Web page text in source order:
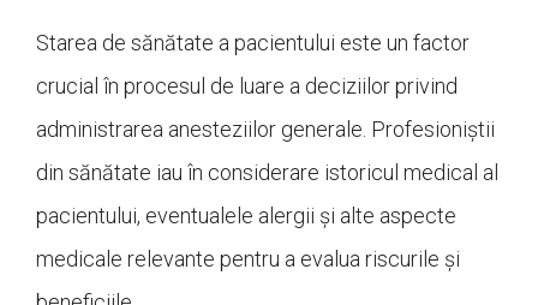
Starea de sănătate a pacientului este un factor
crucial în procesul de luare a deciziilor privind
administrarea anesteziilor generale. Profesioniștii
din sănătate iau în considerare istoricul medical al
pacientului, eventualele alergii și alte aspecte
medicale relevante pentru a evalua riscurile și